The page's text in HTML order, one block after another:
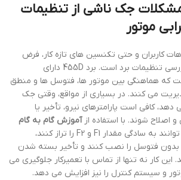
مشکلات جک ناشی از تنظیمات
موتور
کاربران و حتی تکنسین های تازه کار، فرض
خرابی موتور به جای بررسی تنظیمات برد است. برد 455D دارای
که هماهنگی بین موتور ها، فتوسل ها و منطق
می کنند. در بسیاری از مواقع، وقتی جک
دهد، کافی است پارامترهای نیرو، تأخیر یا
اصلاح شوند. با استفاده ازآموزش گام به گام
، کاربران می توانند به سادگی مقدار F1 و F2 را تراز کنند،
بدون فتوسل را نصب کنند و تأخیر بسته شدن
این کار نه تنها از تماس با تعمیرکار جلوگیری می
و سیستم کنترل را نیز افزایش می دهد.